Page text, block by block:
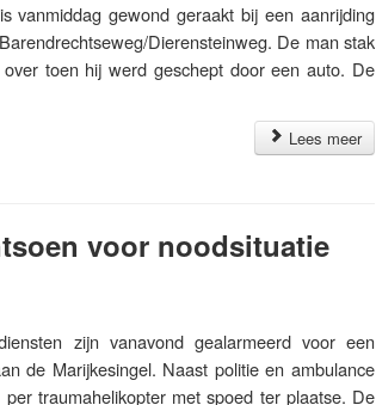
vanmiddag gewond geraakt bij een aanrijding
Dierensteinweg. De man stak
toen hij werd geschept door een auto. De
Lees meer
voor noodsituatie
zijn vanavond gealarmeerd voor een
de Marijkesingel. Naast politie en ambulance
traumahelikopter met spoed ter plaatse. De